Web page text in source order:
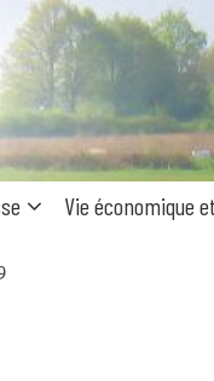
Vie économique